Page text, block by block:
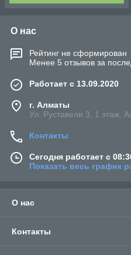
О нас
Рейтинг не сформирован
Менее 5 отзывов за
Работает с 13.09.2020
г. Алматы
Ул. Руставели 3, 1 этаж,
Контакты
Сегодня работает с
Показать весь график
О нас
Контакты